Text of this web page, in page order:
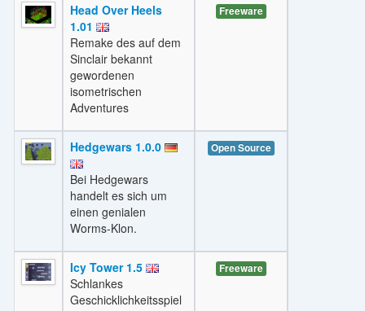
Head Over Heels
1.01
Remake des auf dem
Sinclair bekannt
gewordenen
isometrischen
Adventures
Freeware
Hedgewars 1.0.0
Bei Hedgewars
handelt es sich um
einen genialen
Worms-Klon.
Open Source
Icy Tower 1.5
Schlankes
Geschicklichkeitsspiel
Freeware